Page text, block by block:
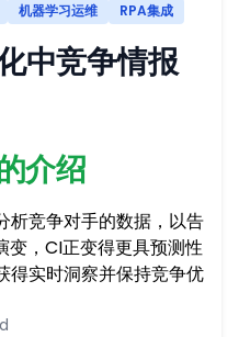
机器学习运维 RPA集成
中竞争情报
介绍
析竞争对手的数据，以告
变，CI正变得更具预测性
得实时洞察并保持竞争优